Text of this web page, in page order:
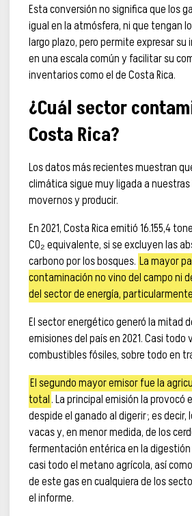
Esta conversión no significa que los
igual en la atmósfera, ni que tengan
largo plazo, pero permite expresar
en una escala común y facilitar su
inventarios como el de Costa Rica.
¿Cuál sector
Costa Rica?
Los datos más recientes muestran
climática sigue muy ligada a
movernos y producir.
En 2021, Costa Rica emitió 16.155,4
CO₂ equivalente, si se excluyen las
carbono por los bosques. La mayor
contaminación no vino del campo ni
del sector de energía,
El sector energético generó la mitad
emisiones del país en 2021. Casi todo
combustibles fósiles, sobre todo en
El segundo mayor emisor fue la
total. La principal emisión la provocó
despide el ganado al digerir; es decir,
vacas y, en menor medida, de los
fermentación entérica en la
casi todo el metano agrícola, así
de este gas en cualquiera de los
el informe.